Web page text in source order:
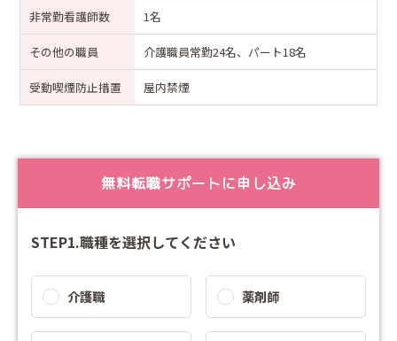
非常勤看護師数 1名
その他の職員 介護職員常勤24名、パート18名
受動喫煙防止措置 屋内禁煙
無料転職サポートに申し込み
STEP1.職種を選択してください
介護職 薬剤師